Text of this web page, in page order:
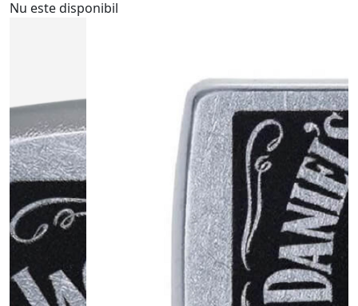
Nu este disponibil